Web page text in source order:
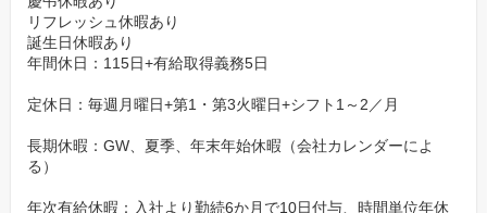
リフレッシュ休暇あり
誕生日休暇あり
年間休日：115日+有給取得義務5日
定休日：毎週月曜日+第1・第3火曜日+シフト1～2／月
長期休暇：GW、夏季、年末年始休暇（会社カレンダーによ
る）
年次有給休暇：入社より勤続6か月で10日付与、時間単位年休